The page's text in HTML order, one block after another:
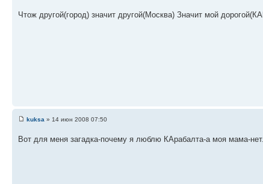
Чтож другой(город) значит другой(Москва) Значит мой
kuksa » 14 июн 2008 07:50
Вот для меня загадка-почему я люблю КАрабалта-а моя мама-